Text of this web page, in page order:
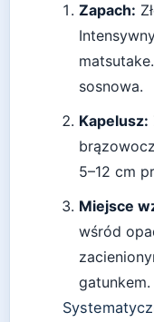
Zapach:
sosnowa.
Kapelusz:
5–12 cm
Miejsce
wśród
gatunkem.